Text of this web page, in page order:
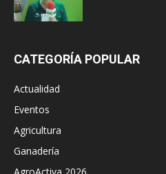
CATEGORÍA POPULAR
Actualidad
Eventos
Agricultura
Ganadería